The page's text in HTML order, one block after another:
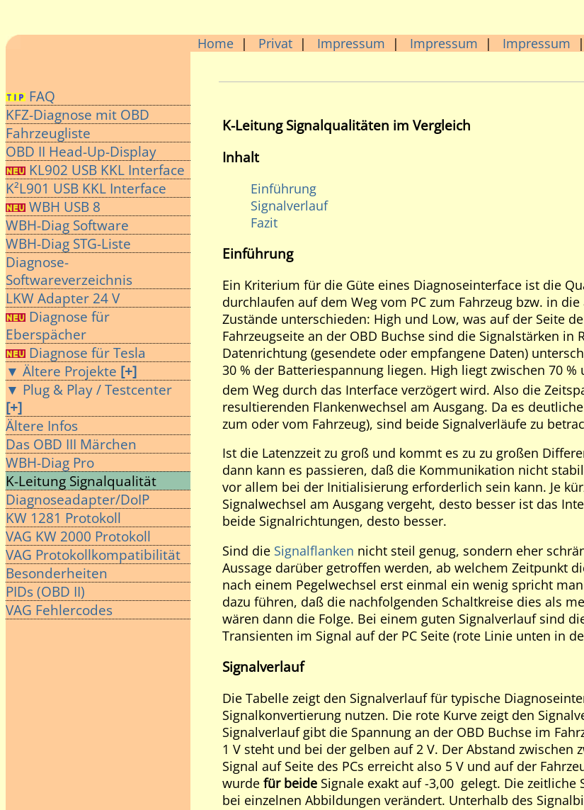
Home | Privat | Impressum | Impressum | Impressum
FAQ
KFZ-Diagnose mit OBD
Fahrzeugliste
OBD II Head-Up-Display
KL902 USB KKL Interface
K²L901 USB KKL Interface
WBH USB 8
WBH-Diag Software
WBH-Diag STG-Liste
Diagnose-
Softwareverzeichnis
LKW Adapter 24 V
Diagnose für
Eberspächer
Diagnose für Tesla
▼ Ältere Projekte [+]
▼ Plug & Play / Testcenter
[+]
Ältere Infos
Das OBD III Märchen
WBH-Diag Pro
K-Leitung Signalqualität
Diagnoseadapter/DoIP
KW 1281 Protokoll
VAG KW 2000 Protokoll
VAG Protokollkompatibilität
Besonderheiten
PIDs (OBD II)
VAG Fehlercodes
K-Leitung Signalqualitäten im Vergleich
Inhalt
Einführung
Signalverlauf
Fazit
Einführung
Ein Kriterium für die Güte eines Diagnoseinterface ist die
durchlaufen auf dem Weg vom PC zum Fahrzeug bzw. in
Zustände unterschieden: High und Low, was auf der Seite
Fahrzeugseite an der OBD Buchse sind die Signalstärken
Datenrichtung (gesendete oder empfangene Daten)
30 % der Batteriespannung liegen. High liegt zwischen 70 %
dem Weg durch das Interface verzögert wird. Also die
resultierenden Flankenwechsel am Ausgang. Da es
zum oder vom Fahrzeug), sind beide Signalverläufe zu
Ist die Latenzzeit zu groß und kommt es zu zu großen
dann kann es passieren, daß die Kommunikation nicht
vor allem bei der Initialisierung erforderlich sein kann. Je
Signalwechsel am Ausgang vergeht, desto besser ist das
beide Signalrichtungen, desto besser.
Sind die Signalflanken nicht steil genug, sondern eher
Aussage darüber getroffen werden, ab welchem Zeitpunkt
nach einem Pegelwechsel erst einmal ein wenig spricht
dazu führen, daß die nachfolgenden Schaltkreise dies als
wären dann die Folge. Bei einem guten Signalverlauf sind
Transienten im Signal auf der PC Seite (rote Linie unten in
Signalverlauf
Die Tabelle zeigt den Signalverlauf für typische
Signalkonvertierung nutzen. Die rote Kurve zeigt den
Signalverlauf gibt die Spannung an der OBD Buchse im
1 V steht und bei der gelben auf 2 V. Der Abstand
Signal auf Seite des PCs erreicht also 5 V und auf der
wurde für beide Signale exakt auf -3,00 gelegt. Die
bei einzelnen Abbildungen verändert. Unterhalb des